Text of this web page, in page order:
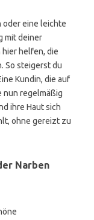
oder eine leichte
mit deiner
helfen, die
So steigerst du
Kundin, die auf
nun regelmäßig
ihre Haut sich
ohne gereizt zu
Narben